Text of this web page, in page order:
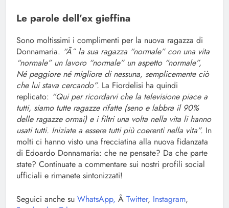
Le parole dell’ex gieffina
Sono moltissimi i complimenti per la nuova ragazza di
Donnamaria. “Ãˆ la sua ragazza “normale” con una vita
“normale” un lavoro “normale” un aspetto “normale”,
Né peggiore né migliore di nessuna, semplicemente ciò
che lui stava cercando”. La Fiordelisi ha quindi
replicato: “Qui per ricordarvi che la televisione piace a
tutti, siamo tutte ragazze rifatte (seno e labbra il 90%
delle ragazze ormai) e i filtri una volta nella vita li hanno
usati tutti. Iniziate a essere tutti più coerenti nella vita”. In
molti ci hanno visto una frecciatina alla nuova fidanzata
di Edoardo Donnamaria: che ne pensate? Da che parte
state? Continuate a commentare sui nostri profili social
ufficiali e rimanete sintonizzati!
Seguici anche su WhatsApp, Â Twitter, Instagram,